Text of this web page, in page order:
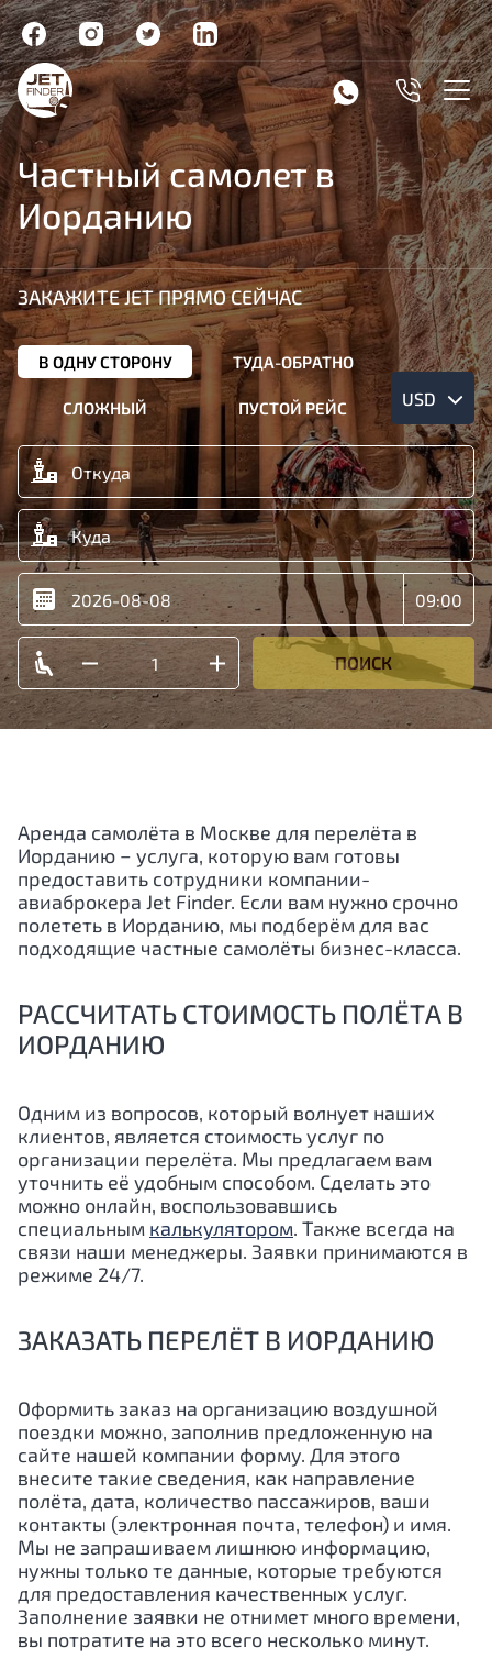
Частный самолет в
Иорданию
ЗАКАЖИТЕ JET ПРЯМО СЕЙЧАС
В ОДНУ СТОРОНУ ТУДА-ОБРАТНО
СЛОЖНЫЙ ПУСТОЙ РЕЙС USD
ПОИСК
Аренда самолёта в Москве для перелёта в
Иорданию − услуга, которую вам готовы
предоставить сотрудники компании-
авиаброкера Jet Finder. Если вам нужно срочно
полететь в Иорданию, мы подберём для вас
подходящие частные самолёты бизнес-класса.
РАССЧИТАТЬ СТОИМОСТЬ ПОЛЁТА В
ИОРДАНИЮ
Одним из вопросов, который волнует наших
клиентов, является стоимость услуг по
организации перелёта. Мы предлагаем вам
уточнить её удобным способом. Сделать это
можно онлайн, воспользовавшись
специальным калькулятором. Также всегда на
связи наши менеджеры. Заявки принимаются в
режиме 24/7.
ЗАКАЗАТЬ ПЕРЕЛЁТ В ИОРДАНИЮ
Оформить заказ на организацию воздушной
поездки можно, заполнив предложенную на
сайте нашей компании форму. Для этого
внесите такие сведения, как направление
полёта, дата, количество пассажиров, ваши
контакты (электронная почта, телефон) и имя.
Мы не запрашиваем лишнюю информацию,
нужны только те данные, которые требуются
для предоставления качественных услуг.
Заполнение заявки не отнимет много времени,
вы потратите на это всего несколько минут.